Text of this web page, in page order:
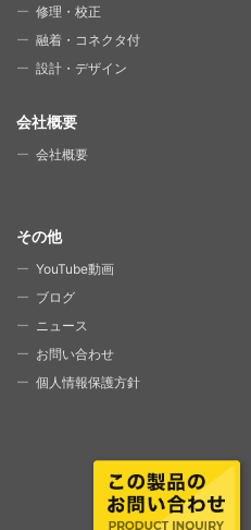
修理・校正
融着・コネクタ付
設計・デザイン
会社概要
会社概要
その他
YouTube動画
ブログ
ニュース
お問い合わせ
個人情報保護方針